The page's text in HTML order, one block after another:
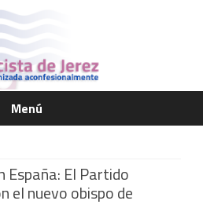
Menú
Saltar
España: El Partido
el nuevo obispo de